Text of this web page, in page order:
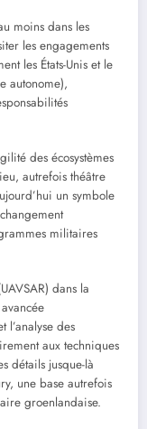
moins dans les
les engagements
les États-Unis et le
autonome),
des écosystèmes
autrefois théâtre
un symbole
militaires
dans la
des
aux techniques
détails jusque-là
une base autrefois
groenlandaise.